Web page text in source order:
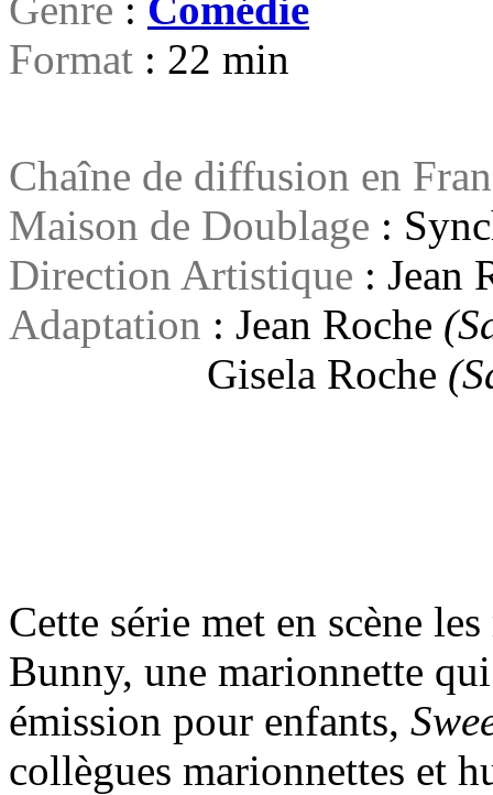
Format : 22 min
Chaîne de diffusion en
Maison de Doublage :
Direction Artistique : Jean
Adaptation : Jean Roche
Gisela Roche
Cette série met en scène
Bunny, une marionnette
émission pour enfants,
collègues marionnettes et